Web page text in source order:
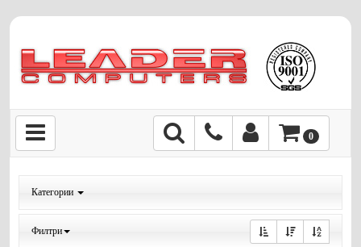
0
Категории
Филтри